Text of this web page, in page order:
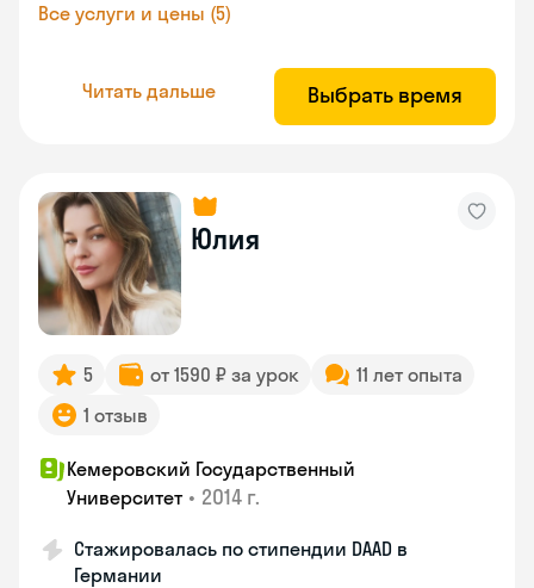
Все услуги и цены (5)
Читать дальше Выбрать время
Юлия
5 от 1590 ₽ за урок
11 лет опыта
1 отзыв
Кемеровский Государственный
Университет • 2014 г.
Стажировалась по стипендии DAAD в
Германии